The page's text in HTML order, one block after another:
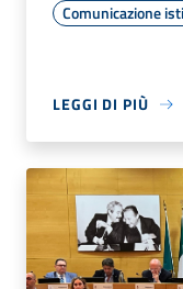
Comunicazione
LEGGI DI PIÙ